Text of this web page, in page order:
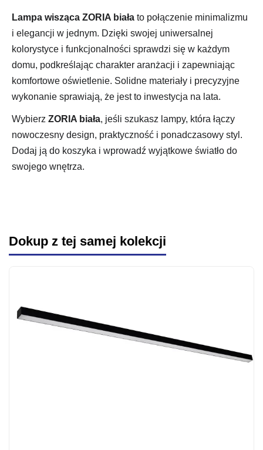
Lampa wisząca ZORIA biała to połączenie minimalizmu
i elegancji w jednym. Dzięki swojej uniwersalnej
kolorystyce i funkcjonalności sprawdzi się w każdym
domu, podkreślając charakter aranżacji i zapewniając
komfortowe oświetlenie. Solidne materiały i precyzyjne
wykonanie sprawiają, że jest to inwestycja na lata.
Wybierz ZORIA biała, jeśli szukasz lampy, która łączy
nowoczesny design, praktyczność i ponadczasowy styl.
Dodaj ją do koszyka i wprowadź wyjątkowe światło do
swojego wnętrza.
Dokup z tej samej kolekcji